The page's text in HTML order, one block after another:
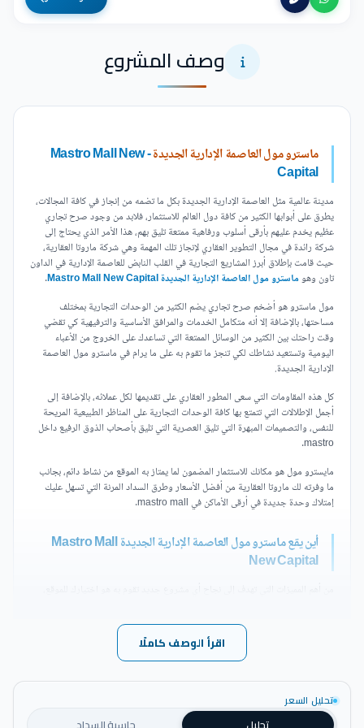
وصف المشروع
ماسترو مول العاصمة الإدارية الجديدة - Mastro Mall New
Capital
مدينة عالمية مثل العاصمة الإدارية الجديدة بكل ما تضمه من إنجاز في كافة المجالات،
يطرق على أبوابها الكثير من كافة دول العالم للاستثمار، فلابد من وجود صرح تجاري
عظيم يخدم عليهم بأرقى أسلوب ورفاهية ممتعة تليق بهم، هذا الأمر الذي يحتاج إلى
شركة رائدة في مجال التطوير العقاري لإنجاز تلك المهمة وهي شركة ماروتا العقارية،
حيث قامت بإطلاق أبرز المشاريع التجارية في القلب النابض للعاصمة الإدارية في الداون
تاون وهوماسترو مول العاصمة الإدارية الجديدة Mastro Mall New Capital
.
مول ماسترو هو أضخم صرح تجاري يضم الكثير من الوحدات التجارية بمختلف
مساحتها، بالإضافة إلا أنه متكامل الخدمات والمرافق الأساسية والترفيهية كي تقضي
وقت راحتك بين الكثير من الوسائل الممتعة التي تساعدك على الخروج من الأعباء
اليومية وتستعيد نشاطك لكي تنجز ما تقوم به على ما يرام في ماسترو مول العاصمة
الإدارية الجديدة.
كل هذه المقاومات التي سعى المطور العقاري على تقديمها لكل عملائه، بالإضافة إلى
أجمل الإطلالات التي تتمتع بها كافة الوحدات التجارية على المناظر الطبيعية المريحة
للنفس، والتصميمات المبهرة التي تليق العصرية التي تليق بأصحاب الذوق الرفيع داخل
mastro.
مايسترو مول هو مكانك للاستثمار المضمون لما يمتاز به الموقع من نشاط دائم، بجانب
ما وفرته لك ماروتا العقارية من أفضل الأسعار وطرق السداد المرنة التي تسهل عليك
إمتلاك وحدة جديدة في أرقى الأماكن في mastro mall.
أين يقع ماسترو مول العاصمة الإدارية الجديدة Mastro Mall
New Capital
من إتجاه حتى لا تحمل العملاء أي أعباء، وتضمن حصولهم على خدمة مميزة، وهذا ما تم
فعلياً في بناء ماسترو مول العاصمة الإدارية.
يقع ماسترو مول العاصمة الإدارية الجديدة في أرقى بقاع العاصمة الإدارية الجديدة في
القطعة الأولى بالداون تاون، وهي أكثر مكان يتميز بحيوية ونشاط يأتي إليه الكثير طوال
الوقت لما تضمه من خدمات وبنوك وغيرها من مرافق حكومية وتجارية، كما يقع
ماسترو مول على قرابة من المحاور والطرق الرئيسية التي تربط كافة أنحاء القاهرة
اقرأ الوصف كاملًا
تحليل السعر